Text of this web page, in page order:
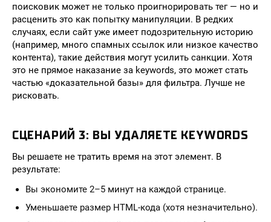
поисковик может не только проигнорировать тег — но и
расценить это как попытку манипуляции. В редких
случаях, если сайт уже имеет подозрительную историю
(например, много спамных ссылок или низкое качество
контента), такие действия могут усилить санкции. Хотя
это не прямое наказание за keywords, это может стать
частью «доказательной базы» для фильтра. Лучше не
рисковать.
СЦЕНАРИЙ 3: ВЫ УДАЛЯЕТЕ KEYWORDS
Вы решаете не тратить время на этот элемент. В
результате:
Вы экономите 2–5 минут на каждой странице.
Уменьшаете размер HTML-кода (хотя незначительно).